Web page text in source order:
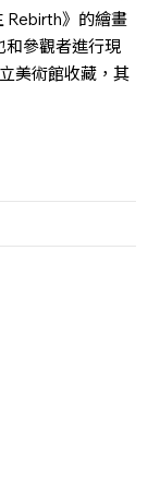
Rebirth》的繪畫
和參觀者進行現
美術館收藏，其